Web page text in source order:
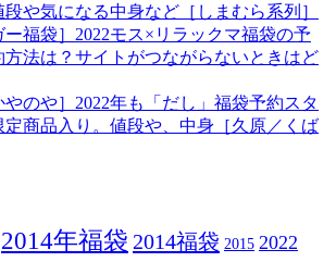
や気になる中身など［しまむら系列］
ー福袋］2022モス×リラックマ福袋の予
方法は？サイトがつながらないときはど
やのや］2022年も「だし」福袋予約スタ
定商品入り。値段や、中身［久原／くば
2014年福袋 2014福袋 2015 2022